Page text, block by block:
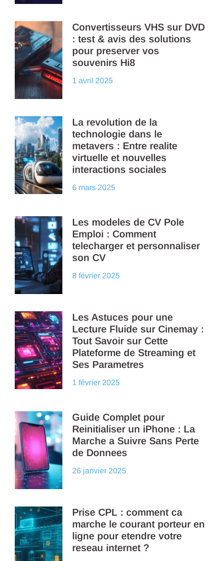
Convertisseurs VHS sur DVD
: test & avis des solutions
pour preserver vos
souvenirs Hi8
1 avril 2025
La revolution de la
technologie dans le
metavers : Entre realite
virtuelle et nouvelles
interactions sociales
6 mars 2025
Les modeles de CV Pole
Emploi : Comment
telecharger et personnaliser
son CV
8 février 2025
Les Astuces pour une
Lecture Fluide sur Cinemay :
Tout Savoir sur Cette
Plateforme de Streaming et
Ses Parametres
1 février 2025
Guide Complet pour
Reinitialiser un iPhone : La
Marche a Suivre Sans Perte
de Donnees
26 janvier 2025
Prise CPL : comment ca
marche le courant porteur en
ligne pour etendre votre
reseau internet ?